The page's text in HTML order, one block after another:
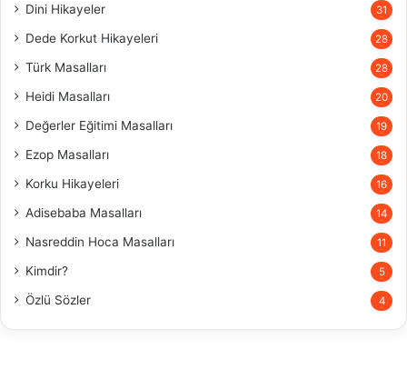
Dini Hikayeler 31
Dede Korkut Hikayeleri 28
Türk Masalları 28
Heidi Masalları 20
Değerler Eğitimi Masalları 19
Ezop Masalları 18
Korku Hikayeleri 16
Adisebaba Masalları 14
Nasreddin Hoca Masalları 11
Kimdir? 5
Özlü Sözler 4